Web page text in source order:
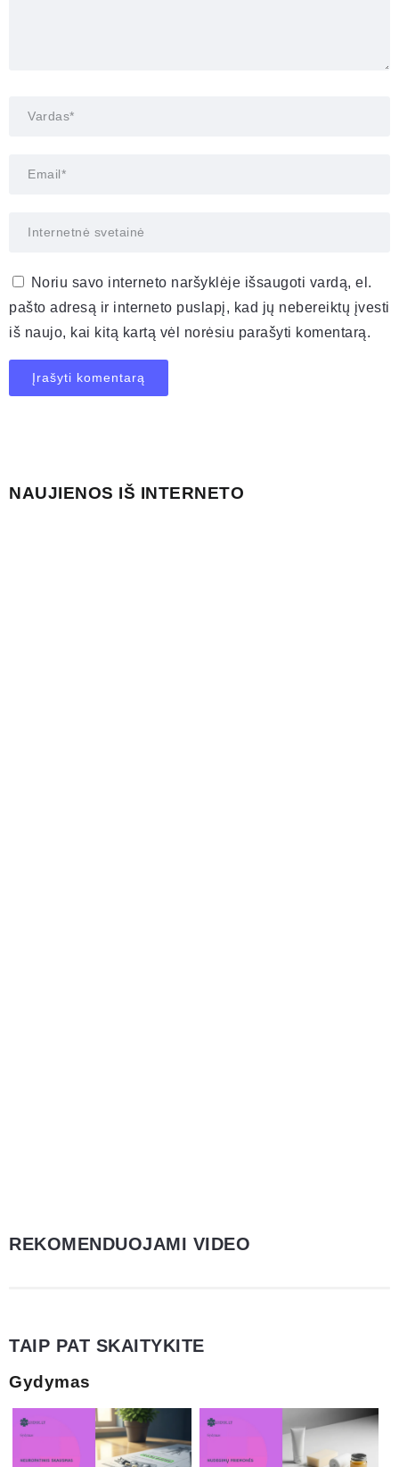
Noriu savo interneto naršyklėje išsaugoti vardą, el.
pašto adresą ir interneto puslapį, kad jų nebereiktų įvesti
iš naujo, kai kitą kartą vėl norėsiu parašyti komentarą.
NAUJIENOS IŠ INTERNETO
REKOMENDUOJAMI VIDEO
TAIP PAT SKAITYKITE
Gydymas